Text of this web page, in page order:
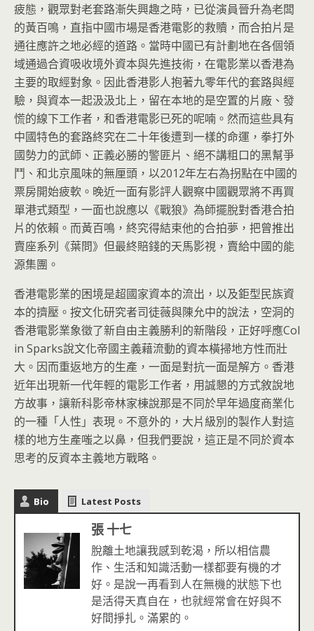
疲態，觀眾對老套路漸失興趣之時， 已從演員晉升為老闆
的黃百鳴，直指中國市場是香港電影的救贖， 而合拍片是
通往應許之地必經的道路。 當時中國已有計劃地在各個領
域通過合資吸收境外資本與先進技術， 在電影業以香港為
主要的取經對象。 因此香港影人抱著九零年代的套路與經
驗，與資本一起汲汲北上， 留在本地的是空置的片廠、發
慌的線下工作者， 和香港電影已死的呢喃。 然而這些具有
中國特色的套路終究在二十年後遭到一樣的命運， 拳打外
國勢力的武師、正義必勝的警匪片、絕不講粗口的黑幫爭
鬥、 和北京風味的無厘頭，以2012年左右為拐點在中國的
票房開始疲軟。晚近一面有影評人觀察中國觀眾將不再買
單港式類型， 一面也說應以《戰狼》為師擺脫對香港合拍
片的依賴。而黃百鳴， 終究得結束他的合拍夢，把曾推出
賣座系列《葉問》 但最終賠錢的天馬影視，賣給中國的能
源集團。
香港電影業的困境是超國家資本的流出，以及鉅型民族資
本的擠壓。 按文化研究者司徒薇與陳允中的說法， 空洞的
香港電影業象徵了新自由主義勝利的新階段，正好呼應Col
in Sparks說文化帝國主義藉流動的資本橫掃地方性而壯
大。 因而重返地方的生產，一面是對抗一面是解方。 香港
近年出現新一代年輕的電影工作者， 用誠懇的方式敘說地
方故事， 讓新科影帝林家棟說那是不同於早年過度商業化
的一種「人性」 表現。不意外的，大片級別的製作人對這
樣的地方生產嗤之以鼻， 但我們要說，這正是不同於資本
思考的反資本主義地方戰略。
Bio Latest Posts
張 十七
脫離土地讓我感到乾渴，所以相信農
作、生活和知識活動一樣都要有機的才
好。是說一再看到人在無機的狀態下也
是活得天真自在，也就經常會在好與不
好間掙扎。滿累的。